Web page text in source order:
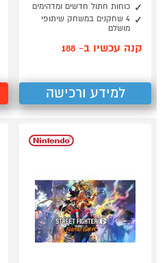
כוחות חתול חדשים ומדהימים
4 שחקנים במשחק שיתופי
מושלם
קנה עכשיו ב- 188
למידע ורכישה